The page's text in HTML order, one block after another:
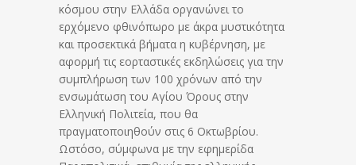
κόσμου στην Ελλάδα οργανώνει το
ερχόμενο φθινόπωρο με άκρα μυστικότητα
και προσεκτικά βήματα η κυβέρνηση, με
αφορμή τις εορταστικές εκδηλώσεις για την
συμπλήρωση των 100 χρόνων από την
ενσωμάτωση του Αγίου Όρους στην
Ελληνική Πολιτεία, που θα
πραγματοποιηθούν στις 6 Οκτωβρίου.
Ωστόσο, σύμφωνα με την εφημερίδα